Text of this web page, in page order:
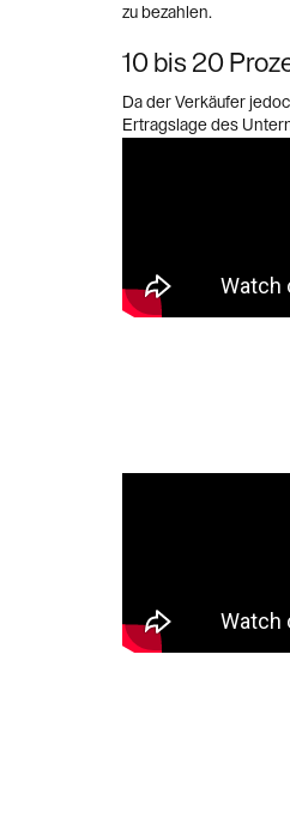
zu bezahlen.
10 bis 20
Da der Verkäufer
Ertragslage des